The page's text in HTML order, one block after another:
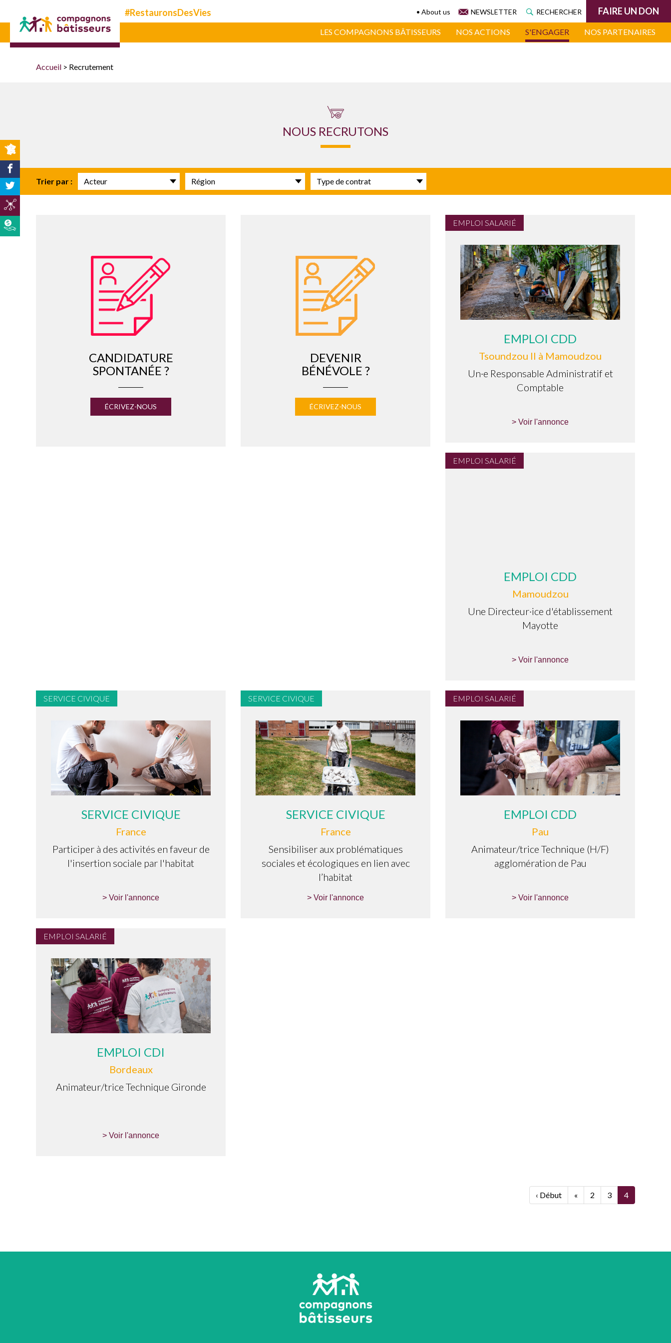
bâtisseurs
• About us NEWSLETTER RECHERCHER FAIRE UN DON
#RestauronsDesVies
LES COMPAGNONS BÂTISSEURS NOS ACTIONS S'ENGAGER NOS PARTENAIRES
Accueil > Recrutement
NOUS RECRUTONS
Trier par : Acteur Région
Type
de
CANDIDATURE
SPONTANÉE ?
ÉCRIVEZ-NOUS
DEVENIR
BÉNÉVOLE ?
ÉCRIVEZ-NOUS
EMPLOI SALARIÉ
EMPLOI CDD
Tsoundzou II à Mamoudzou
Un·e Responsable Administratif et
Comptable
> Voir l'annonce
EMPLOI SALARIÉ
EMPLOI CDD
Mamoudzou
Une Directeur·ice d'établissement
Mayotte
> Voir l'annonce
SERVICE CIVIQUE
SERVICE CIVIQUE
France
Participer à des activités en faveur de
l'insertion sociale par l'habitat
> Voir l'annonce
SERVICE CIVIQUE
SERVICE CIVIQUE
France
Sensibiliser aux problématiques
sociales et écologiques en lien avec
l’habitat
> Voir l'annonce
EMPLOI SALARIÉ
EMPLOI CDD
Pau
Animateur/trice Technique (H/F)
agglomération de Pau
> Voir l'annonce
EMPLOI SALARIÉ
EMPLOI CDI
Bordeaux
Animateur/trice Technique Gironde
> Voir l'annonce
‹ Début « 2 3 4